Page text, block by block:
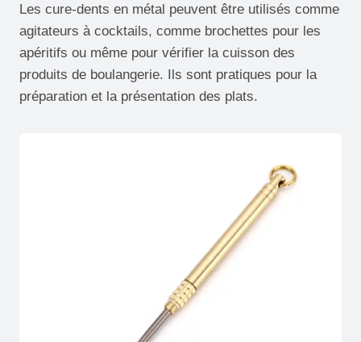
Les cure-dents en métal peuvent être utilisés comme
agitateurs à cocktails, comme brochettes pour les
apéritifs ou même pour vérifier la cuisson des
produits de boulangerie. Ils sont pratiques pour la
préparation et la présentation des plats.